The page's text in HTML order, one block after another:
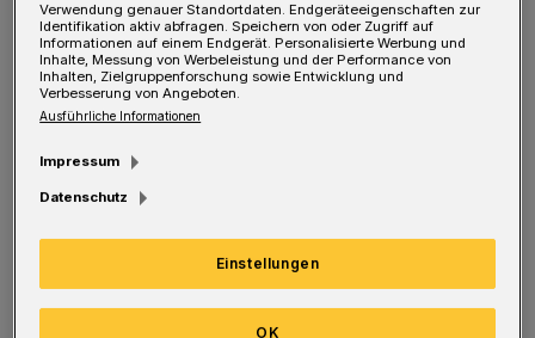
I n dem Zusammenhang darf ich nur an
meinen
von vor fast drei Jahren, erinnern. Drei Jahre!
Ich stehe immer noch zu meiner Meinung, die
da lautet: Abriss! Ich möchte nicht wissen,
Verwendung genauer Standortdaten. Endgeräteeigenschaften zur
Identifikation aktiv abfragen. Speichern von oder Zugriff auf
Informationen auf einem Endgerät. Personalisierte Werbung und
Inhalte, Messung von Werbeleistung und der Performance von
Inhalten, Zielgruppenforschung sowie Entwicklung und
Verbesserung von Angeboten.
Ausführliche Informationen
Impressum
Datenschutz
Einstellungen
OK